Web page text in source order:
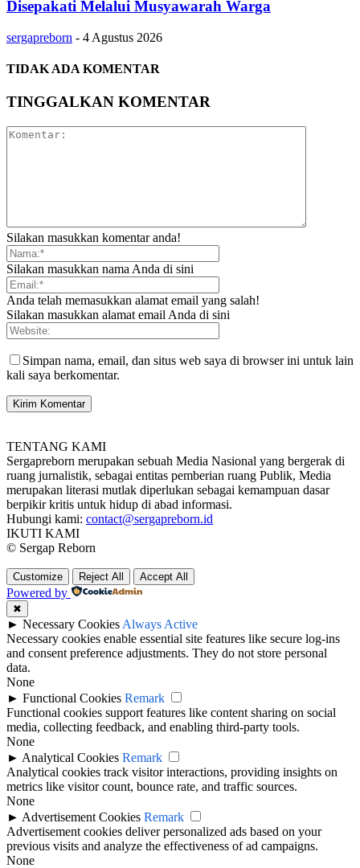
Disepakati Melalui Musyawarah Warga
sergapreborn - 4 Agustus 2026
TIDAK ADA KOMENTAR
TINGGALKAN KOMENTAR
Silakan masukkan komentar anda!
Silakan masukkan nama Anda di sini
Anda telah memasukkan alamat email yang salah!
Silakan masukkan alamat email Anda di sini
Simpan nama, email, dan situs web saya di browser ini untuk lain
kali saya berkomentar.
TENTANG KAMI
Sergapreborn merupakan sebuah Media Nasional yang bergerak di
ruang jurnalistik, sebagai entitas pemberian ruang Publik, Media
merupakan literasi mutlak diperlukan sebagai kemampuan dasar
berpikir kritis untuk hidup di abad informasi.
Hubungi kami: contact@sergapreborn.id
IKUTI KAMI
© Sergap Reborn
Customize Reject All Accept All
Powered by
✖
► Necessary Cookies Always Active
Necessary cookies enable essential site features like secure log-ins
and consent preference adjustments. They do not store personal
data.
None
► Functional Cookies Remark
Functional cookies support features like content sharing on social
media, collecting feedback, and enabling third-party tools.
None
► Analytical Cookies Remark
Analytical cookies track visitor interactions, providing insights on
metrics like visitor count, bounce rate, and traffic sources.
None
► Advertisement Cookies Remark
Advertisement cookies deliver personalized ads based on your
previous visits and analyze the effectiveness of ad campaigns.
None